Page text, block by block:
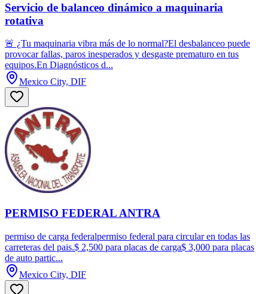
Servicio de balanceo dinámico a maquinaria
rotativa
🚨 ¿Tu maquinaria vibra más de lo normal?El desbalanceo puede
provocar fallas, paros inesperados y desgaste prematuro en tus
equipos.En Diagnósticos d...
Mexico City, DIF
PERMISO FEDERAL ANTRA
permiso de carga federalpermiso federal para circular en todas las
carreteras del pais.$ 2,500 para placas de carga$ 3,000 para placas
de auto partic...
Mexico City, DIF